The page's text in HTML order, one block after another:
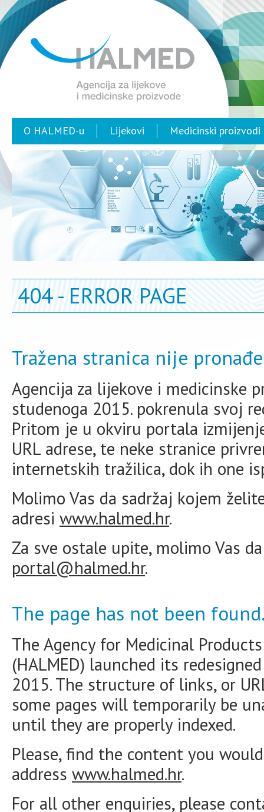
O HALMED-u Lijekovi Medicinski proizvodi
404 - ERROR PAGE
Tražena stranica nije
Agencija za lijekove i medicinske
studenoga 2015. pokrenula svoj
Pritom je u okviru portala
URL adrese, te neke stranice
internetskih tražilica, dok ih one
Molimo Vas da sadržaj kojem
adresi www.halmed.hr.
Za sve ostale upite, molimo Vas
portal@halmed.hr.
The page has not been
The Agency for Medicinal
(HALMED) launched its
2015. The structure of links, or
some pages will temporarily be
until they are properly indexed.
Please, find the content you
address www.halmed.hr.
For all other enquiries, please